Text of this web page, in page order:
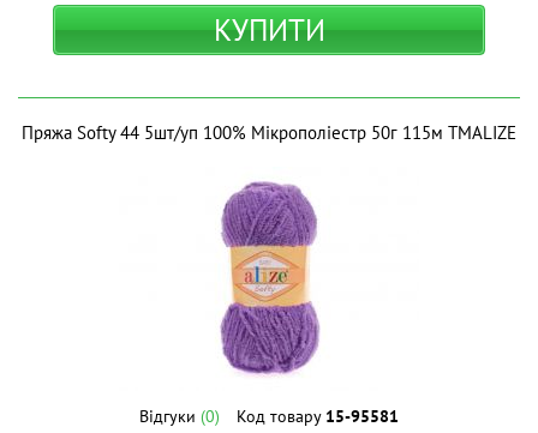
КУПИТИ
Пряжа Softy 44 5шт/уп 100% Мікрополіестр 50г 115м ТМALIZE
Відгуки (0) Код товару 15-95581